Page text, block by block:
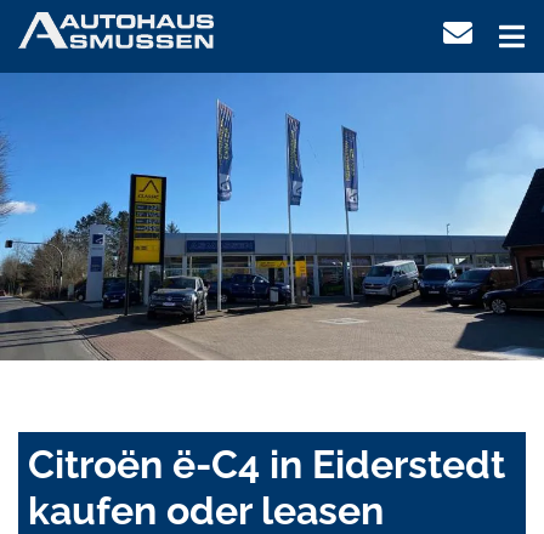
Citroën ë-C4 in Eiderstedt
kaufen oder leasen